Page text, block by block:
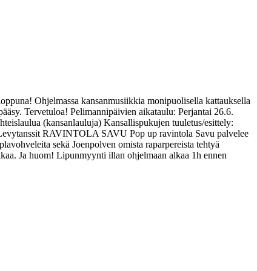
Ohjelmassa kansanmusiikkia monipuolisella kattauksella
Tervetuloa! Pelimannipäivien aikataulu: Perjantai 26.6.
(kansanlauluja) Kansallispukujen tuuletus/esittely:
RAVINTOLA SAVU Pop up ravintola Savu palvelee
sekä Joenpolven omista raparpereista tehtyä
Ja huom! Lipunmyynti illan ohjelmaan alkaa 1h ennen